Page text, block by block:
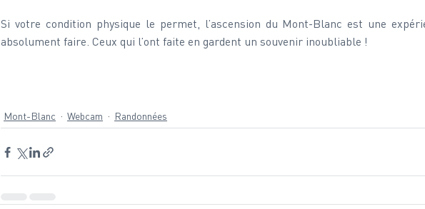
Si votre condition physique le permet, l’ascension du Mont-Blanc est une
absolument faire. Ceux qui l’ont faite en gardent un souvenir inoubliable !
Mont-Blanc Webcam Randonnées